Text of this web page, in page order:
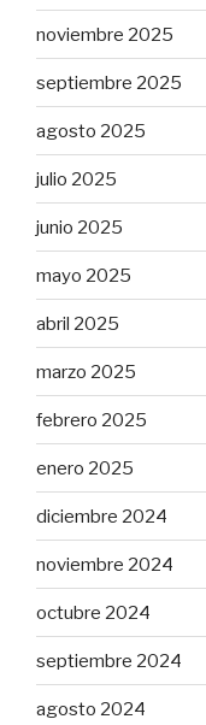
noviembre 2025
septiembre 2025
agosto 2025
julio 2025
junio 2025
mayo 2025
abril 2025
marzo 2025
febrero 2025
enero 2025
diciembre 2024
noviembre 2024
octubre 2024
septiembre 2024
agosto 2024